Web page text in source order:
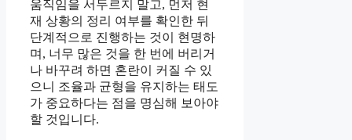
움직임을 서두르지 말고, 먼저 현
재 상황의 정리 여부를 확인한 뒤
단계적으로 진행하는 것이 현명하
며, 너무 많은 것을 한 번에 버리거
나 바꾸려 하면 혼란이 커질 수 있
으니 조율과 균형을 유지하는 태도
가 중요하다는 점을 명심해 보아야
할 것입니다.